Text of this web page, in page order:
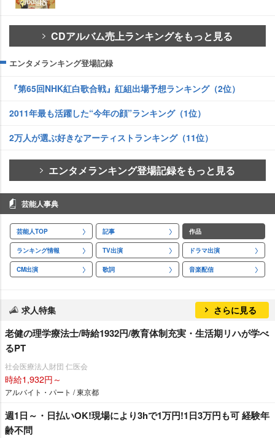
CDアルバム売上ランキングをもっと見る
エンタメランキング登場記録
『第65回NHK紅白歌合戦』紅組出場予想ランキング（2位）
2011年最も活躍した“今年の顔”ランキング（1位）
2万人が選ぶ好きなアーティストランキング（11位）
エンタメランキング登場記録をもっと見る
芸能人事典
芸能人TOP 記事 作品
ランキング情報 TV出演 ドラマ出演
CM出演 歌詞 音楽配信
求人特集 さらに見る
老健の理学療法士/時給1932円/教育体制充実・生活期リハが学べ
るPT
社会医療法人財団 仁医会
時給1,932円～
アルバイト・パート / 東京都
週1日～・日払いOK!現場により3hで1万円!1日3万円も可 経験年
齢不問